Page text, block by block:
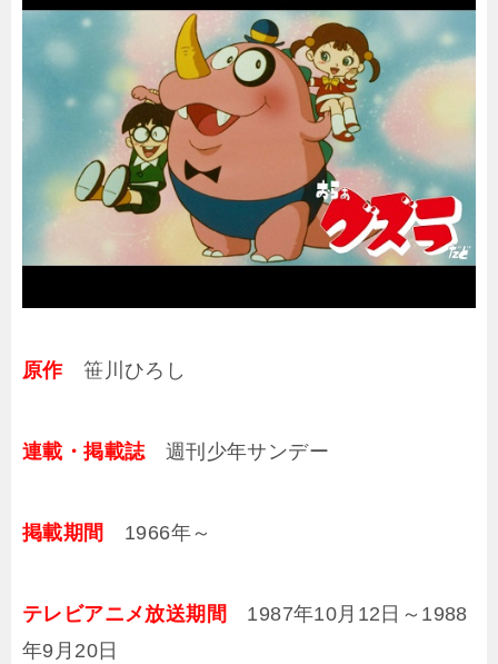
原作笹川ひろし
連載・掲載誌週刊少年サンデー
掲載期間 1966年～
テレビアニメ放送期間 1987年10月12日～1988
年9月20日